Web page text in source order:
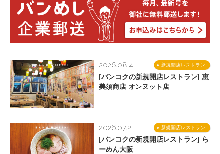
新規開店レストラン
2026.08.4
[バンコクの新規開店レストラン] 恵
美須商店 オンヌット店
新規開店レストラン
2026.07.2
[バンコクの新規開店レストラン] ら
ーめん大阪